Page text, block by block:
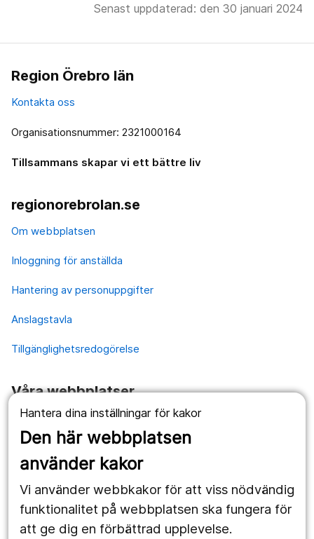
Hantera dina inställningar för kakor
Den här webbplatsen
använder kakor
Vi använder webbkakor för att viss nödvändig
funktionalitet på webbplatsen ska fungera för
att ge dig en förbättrad upplevelse.
Senast uppdaterad: den 30 januari 2024
Region Örebro län
Kontakta oss
Organisationsnummer: 2321000164
Tillsammans skapar vi ett bättre liv
regionorebrolan.se
Om webbplatsen
Inloggning för anställda
Hantering av personuppgifter
Anslagstavla
Tillgänglighetsredogörelse
Våra webbplatser
1177.se
Länstrafiken
Utveckling